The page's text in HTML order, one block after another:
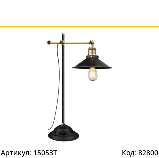
15053T 82800